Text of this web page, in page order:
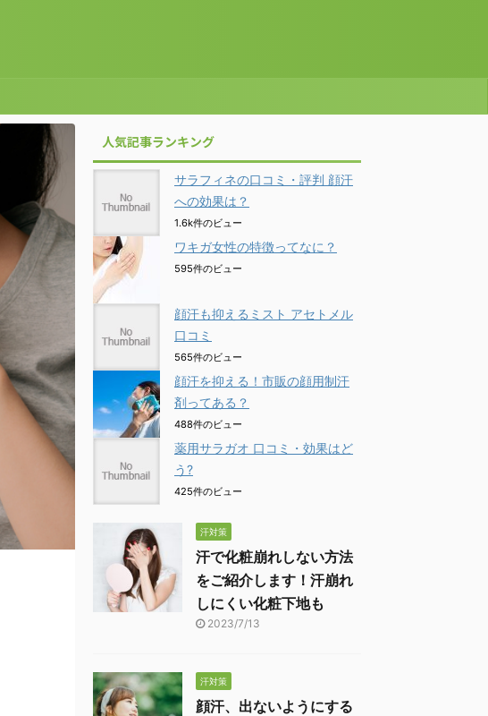
人気記事ランキング
サラフィネの口コミ・評判 顔汗
への効果は？
1.6k件のビュー
ワキガ女性の特徴ってなに？
595件のビュー
顔汗も抑えるミスト アセトメル
口コミ
565件のビュー
顔汗を抑える！市販の顔用制汗
剤ってある？
488件のビュー
薬用サラガオ 口コミ・効果はど
う?
425件のビュー
汗対策
汗で化粧崩れしない方法
をご紹介します！汗崩れ
しにくい化粧下地も
2023/7/13
汗対策
顔汗、出ないようにする